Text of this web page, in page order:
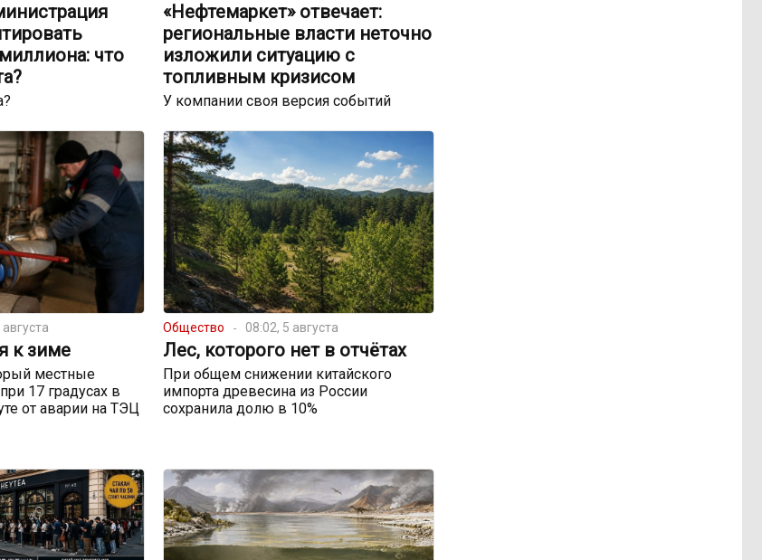
что
«Нефтемаркет» отвечает:
региональные власти неточно
изложили ситуацию с
топливным кризисом
У компании своя версия событий
к зиме
местные
17 градусах в
от аварии на ТЭЦ
Общество 08:02, 5 августа
Лес, которого нет в отчётах
При общем снижении китайского
импорта древесина из России
сохранила долю в 10%